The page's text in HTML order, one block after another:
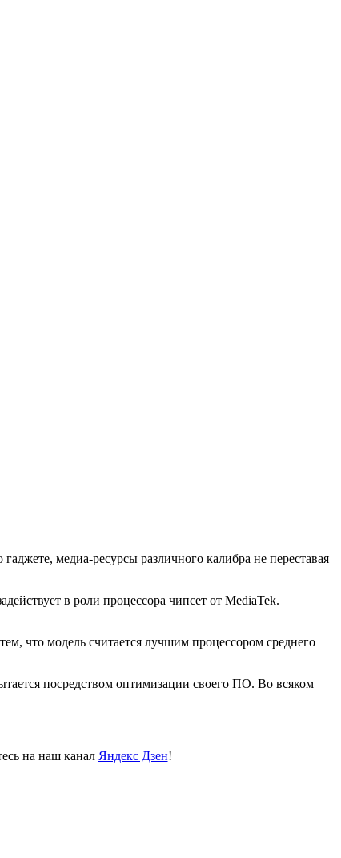
медиа-ресурсы различного калибра не переставая
в роли процессора чипсет от MediaTek.
что модель считается лучшим процессором среднего
посредством оптимизации своего ПО. Во всяком
на наш канал Яндекс Дзен!